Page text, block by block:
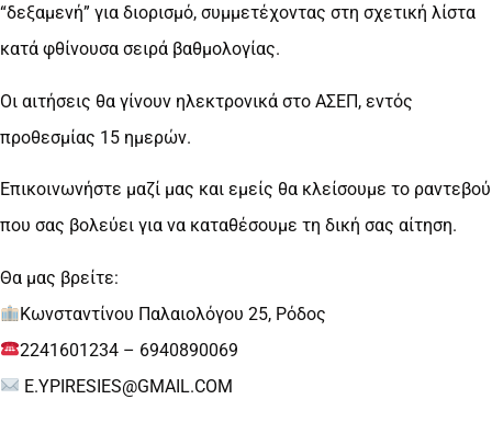
“δεξαμενή” για διορισμό, συμμετέχοντας στη σχετική λίστα
κατά φθίνουσα σειρά βαθμολογίας.
Οι αιτήσεις θα γίνουν ηλεκτρονικά στο ΑΣΕΠ, εντός
προθεσμίας 15 ημερών.
Επικοινωνήστε μαζί μας και εμείς θα κλείσουμε το ραντεβού
που σας βολεύει για να καταθέσουμε τη δική σας αίτηση.
Θα μας βρείτε:
Κωνσταντίνου Παλαιολόγου 25, Ρόδος
2241601234 – 6940890069
E.YPIRESIES@GMAIL.COM